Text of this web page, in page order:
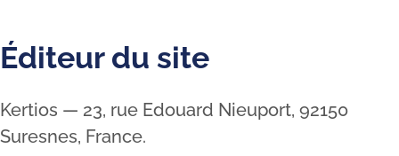
Éditeur du site
Kertios — 23, rue Edouard Nieuport, 92150
Suresnes, France.